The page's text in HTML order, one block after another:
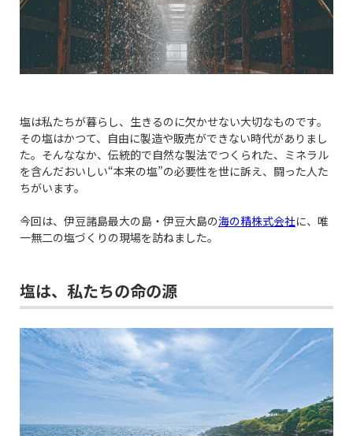
塩は私たちが暮らし、生きるのに欠かせない大切なものです。
その塩はかつて、自由に製造や販売ができない時代がありまし
た。そんななか、伝統的で自然な製法でつくられた、ミネラル
を含んだおいしい“本来の塩”の必要性を世に訴え、闘った人た
ちがいます。
今回は、伊豆諸島最大の島・伊豆大島の海の精株式会社に、唯
一無二の塩づくりの現場を訪ねました。
塩は、私たちの命の源